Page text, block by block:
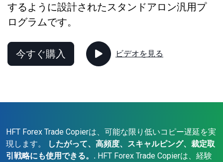
するように設計されたスタンドアロン汎用プ
ログラムです。
今すぐ購入 ビデオを見る
HFT Forex Trade Copierは、可能な限り低いコピー遅延を実
現します。
したがって、高頻度、スキャルピング、裁定取
引戦略にも使用できる。. HFT Forex Trade Copierは、経験